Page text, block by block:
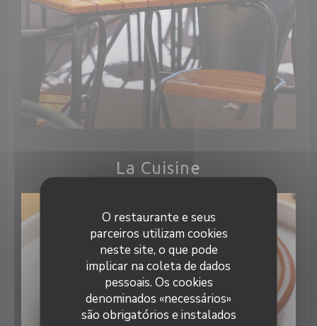
O restaurante e seus
parceiros utilizam cookies
neste site, o que pode
implicar na coleta de dados
pessoais. Os cookies
denominados «necessários»
são obrigatórios e instalados
La Cuisine